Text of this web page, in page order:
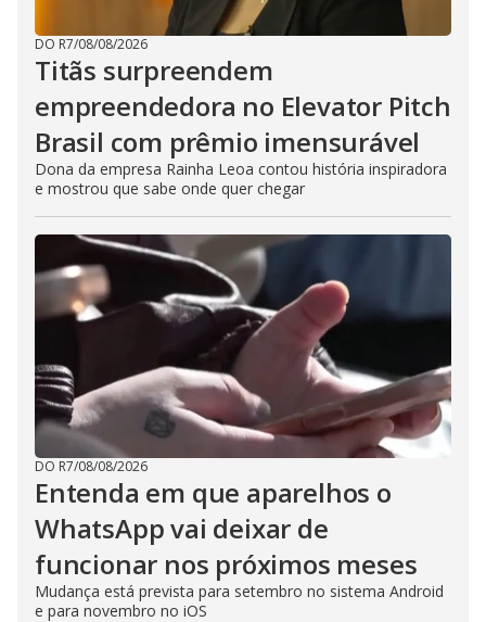
DO R7/08/08/2026
Titãs surpreendem
empreendedora no Elevator Pitch
Brasil com prêmio imensurável
Dona da empresa Rainha Leoa contou história inspiradora
e mostrou que sabe onde quer chegar
DO R7/08/08/2026
Entenda em que aparelhos o
WhatsApp vai deixar de
funcionar nos próximos meses
Mudança está prevista para setembro no sistema Android
e para novembro no iOS